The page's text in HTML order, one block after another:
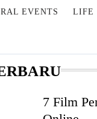
EVENTS
LIFE
7 Film